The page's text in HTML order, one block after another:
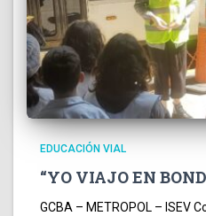
EDUCACIÓN VIAL
“YO VIAJO EN
GCBA – METROPOL – ISEV